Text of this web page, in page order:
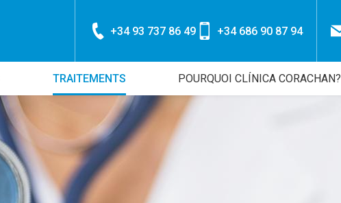
+34 93 737 86 49 +34 686 90 87 94
TRAITEMENTS POURQUOI CLÍNICA CORACHAN?